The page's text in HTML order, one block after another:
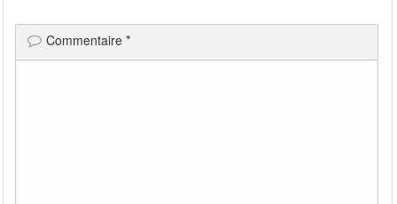
Commentaire*